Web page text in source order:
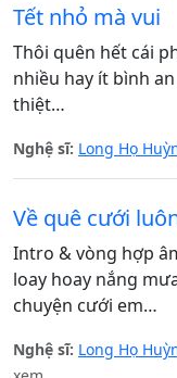
Tết nhỏ mà vui
Thôi quên hết cái
nhiều hay ít bình
thiệt…
Nghệ sĩ: Long Họ
Về quê cưới
Intro & vòng hợp
loay hoay nắng
chuyện cưới em…
Nghệ sĩ: Long Họ